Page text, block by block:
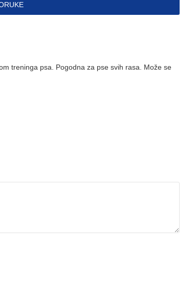
treninga psa. Pogodna za pse svih rasa. Može se